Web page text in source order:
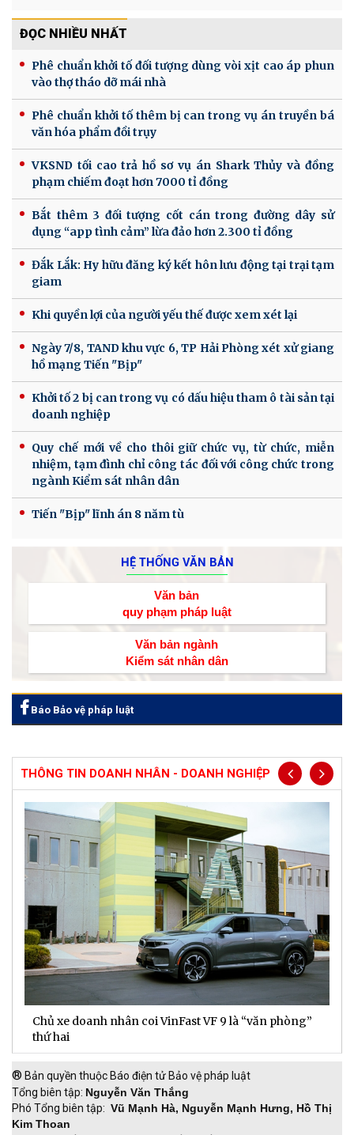
ĐỌC NHIỀU NHẤT
Phê chuẩn khởi tố đối tượng dùng vòi xịt cao áp phun
vào thợ tháo dỡ mái nhà
Phê chuẩn khởi tố thêm bị can trong vụ án truyền bá
văn hóa phẩm đồi trụy
VKSND tối cao trả hồ sơ vụ án Shark Thủy và đồng
phạm chiếm đoạt hơn 7000 tỉ đồng
Bắt thêm 3 đối tượng cốt cán trong đường dây sử
dụng “app tình cảm” lừa đảo hơn 2.300 tỉ đồng
Đắk Lắk: Hy hữu đăng ký kết hôn lưu động tại trại tạm
giam
Khi quyền lợi của người yếu thế được xem xét lại
Ngày 7/8, TAND khu vực 6, TP Hải Phòng xét xử giang
hồ mạng Tiến "Bịp"
Khởi tố 2 bị can trong vụ có dấu hiệu tham ô tài sản tại
doanh nghiệp
Quy chế mới về cho thôi giữ chức vụ, từ chức, miễn
nhiệm, tạm đình chỉ công tác đối với công chức trong
ngành Kiểm sát nhân dân
Tiến "Bịp" lĩnh án 8 năm tù
HỆ THỐNG VĂN BẢN
Văn bản
quy phạm pháp luật
Văn bản ngành
Kiểm sát nhân dân
Báo Bảo vệ pháp luật
THÔNG TIN DOANH NHÂN - DOANH NGHIỆP
Chủ xe doanh nhân coi VinFast VF 9 là “văn phòng”
thứ hai
® Bản quyền thuộc Báo điện tử Bảo vệ pháp luật
Tổng biên tập: Nguyễn Văn Thắng
Phó Tổng biên tập: Vũ Mạnh Hà, Nguyễn Mạnh Hưng, Hồ Thị
Kim Thoan